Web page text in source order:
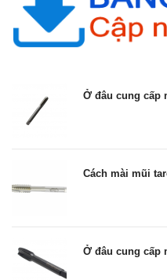
Ở đâu cung cấp
Cách mài mũi
Ở đâu cung cấp